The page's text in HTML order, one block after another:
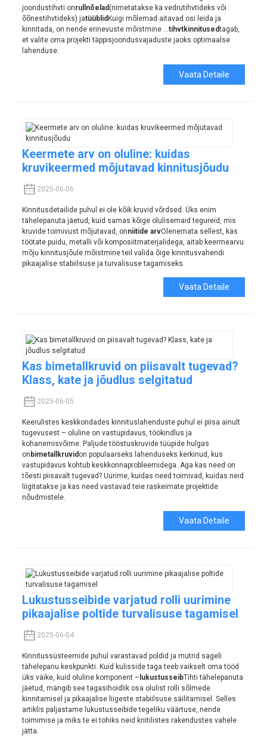
joondustihvti onrullnõelad (nimetatakse ka vedrutihvtideks või
õõnestihvtideks) jatüüblid Kuigi mõlemad aitavad osi leida ja
kinnitada, on nende erinevuste mõistmine ...tihvtkinnitusedtagab,
et valite oma projekti täppisjoondusvajaduste jaoks optimaalse
lahenduse.
Vaata Detaile
Keermete arv on oluline: kuidas
kruvikeermed mõjutavad kinnitusjõudu
2025-06-06
Kinnitusdetailide puhul ei ole kõik kruvid võrdsed. Üks enim
tähelepanuta jäetud, kuid samas kõige olulisemaid tegureid, mis
kruvide toimivust mõjutavad, onniitide arvOlenemata sellest, kas
töötate puidu, metalli või komposiitmaterjalidega, aitab keermearvu
mõju kinnitusjõule mõistmine teil valida õige kinnitusvahendi
pikaajalise stabiilsuse ja turvalisuse tagamiseks.
Vaata Detaile
Kas bimetallkruvid on piisavalt tugevad?
Klass, kate ja jõudlus selgitatud
2025-06-05
Keerulistes keskkondades kinnituslahenduste puhul ei piisa ainult
tugevusest – oluline on vastupidavus, töökindlus ja
kohanemisvõime. Paljude tööstuskruvide tüüpide hulgas
on bimetallkruvid on populaarseks lahenduseks kerkinud, kus
vastupidavus kohtub keskkonnaprobleemidega. Aga kas need on
tõesti piisavalt tugevad? Uurime, kuidas need toimivad, kuidas neid
liigitatakse ja kas need vastavad teie raskeimate projektide
nõudmistele.
Vaata Detaile
Lukustusseibide varjatud rolli uurimine
pikaajalise poltide turvalisuse tagamisel
2025-06-04
Kinnitussüsteemide puhul varastavad poldid ja mutrid sageli
tähelepanu keskpunkti. Kuid kulisside taga teeb vaikselt oma tööd
üks väike, kuid oluline komponent – lukustusseibTihti tähelepanuta
jäetud, mängib see tagasihoidlik osa olulist rolli sõlmede
kinnitamisel ja pikaajalise liigeste stabiilsuse säilitamisel. Selles
artiklis paljastame lukustusseibide tegeliku väärtuse, nende
toimimise ja miks te ei tohiks neid kriitilistes rakendustes vahele
jätta.